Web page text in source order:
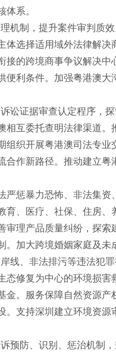
系。
制，提升案件审判质效
选择适用域外法律解
的跨境商事争议解决中
利条件。加强粤港澳
证据审查认定程序，
互委托查明法律渠道
织开展粤港澳司法专
作新路径。推动建立粤
惩暴力恐怖、非法集资
、医疗、社保、住房
理产品质量纠纷，探索
加大跨境婚姻家庭及未
、非法排污等违法犯
修复为中心的环境损
。服务保障自然资源
支持深圳建立环境资
防、识别、惩治机制，